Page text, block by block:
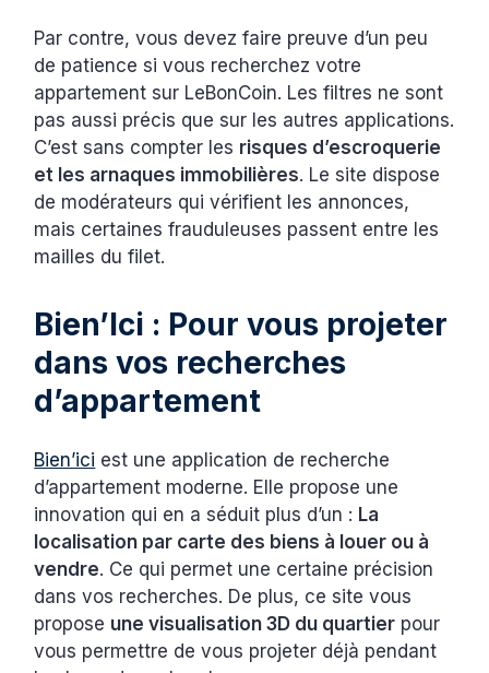
Par contre, vous devez faire preuve d’un peu
de patience si vous recherchez votre
appartement sur LeBonCoin. Les filtres ne sont
pas aussi précis que sur les autres applications.
C’est sans compter les risques d’escroquerie
et les arnaques immobilières. Le site dispose
de modérateurs qui vérifient les annonces,
mais certaines frauduleuses passent entre les
mailles du filet.
Bien’Ici : Pour vous projeter
dans vos recherches
d’appartement
Bien’ici est une application de recherche
d’appartement moderne. Elle propose une
innovation qui en a séduit plus d’un : La
localisation par carte des biens à louer ou à
vendre. Ce qui permet une certaine précision
dans vos recherches. De plus, ce site vous
propose une visualisation 3D du quartier pour
vous permettre de vous projeter déjà pendant